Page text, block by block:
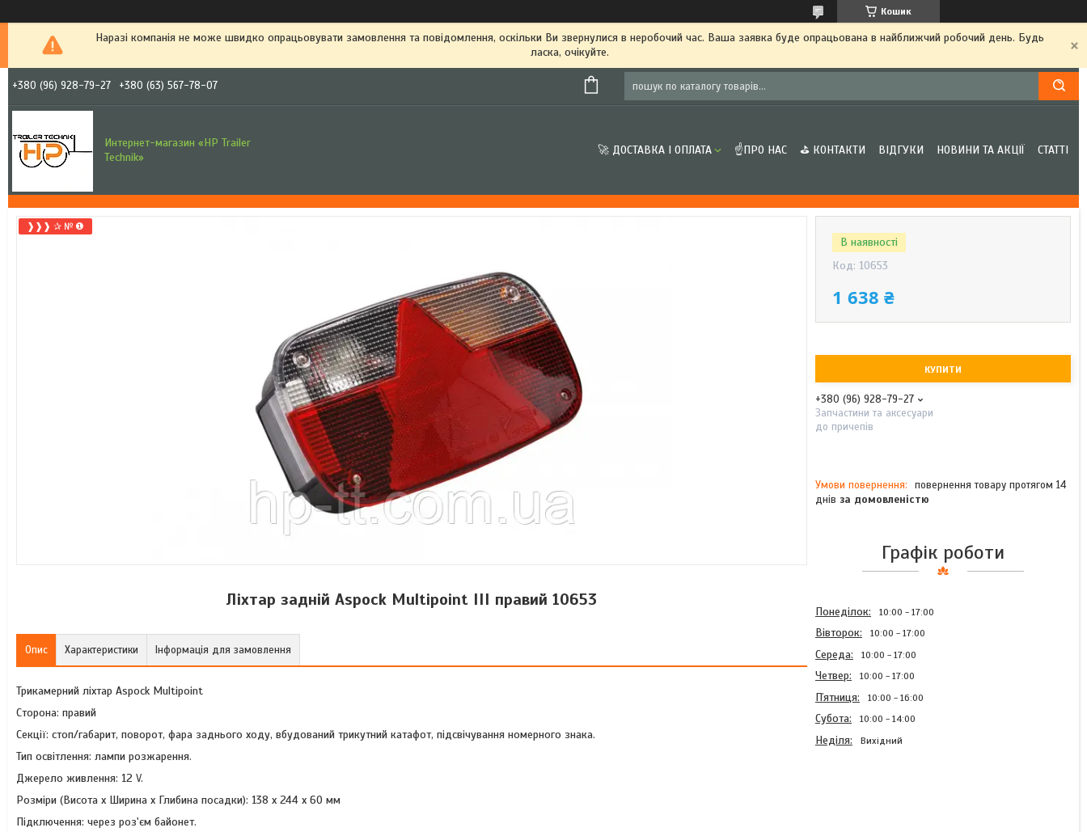
Кошик
Наразі компанія не може швидко опрацьовувати замовлення та повідомлення, оскільки Ви звернулися в неробочий час. Ваша заявка буде опрацьована в найближчий робочий день. Будь
ласка, очікуйте.
+380 (96) 928-79-27 +380 (63) 567-78-07
Интернет-магазин «HP Trailer
Technik»
🚀 ДОСТАВКА І ОПЛАТА ☝ПРО НАС ⛳ КОНТАКТИ ВІДГУКИ НОВИНИ ТА АКЦІЇ СТАТТІ
❱❱❱ ✰ № ❶
Ліхтар задній Aspock Multipoint III правий 10653
Опис Характеристики Інформація для замовлення
Трикамерний ліхтар Aspock Multipoint
Сторона: правий
Секції: стоп/габарит, поворот, фара заднього ходу, вбудований трикутний катафот, підсвічування номерного знака.
Тип освітлення: лампи розжарення.
Джерело живлення: 12 V.
Розміри (Висота х Ширина х Глибина посадки): 138 х 244 х 60 мм
Підключення: через роз'єм байонет.
В наявності
Код: 10653
1 638 ₴
КУПИТИ
+380 (96) 928-79-27
Запчастини та аксесуари
до причепів
повернення товару протягом 14
днів за домовленістю
Графік роботи
Понеділок 10:00 17:00
Вівторок 10:00 17:00
Середа 10:00 17:00
Четвер 10:00 17:00
Пʼятниця 10:00 16:00
Субота 10:00 14:00
Неділя Вихідний